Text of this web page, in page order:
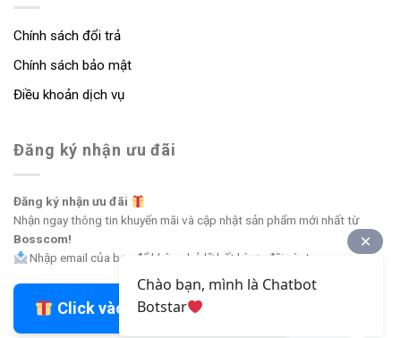
Chính sách đổi trả
Chính sách bảo mật
Điều khoản dịch vụ
Đăng ký nhận ưu đãi
Đăng ký nhận ưu đãi
Nhận ngay thông tin khuyến mãi và cập nhật sản phẩm mới nhất từ
Bosscom!
Nhập email của bạn để không bỏ lỡ bất kỳ ưu đãi nào!
Click vào đây để nhận ưu đãi
Chào bạn, mình là Chatbot
Botstar